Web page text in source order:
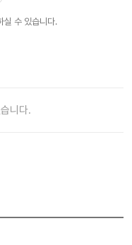
실 수 있습니다.
니다.